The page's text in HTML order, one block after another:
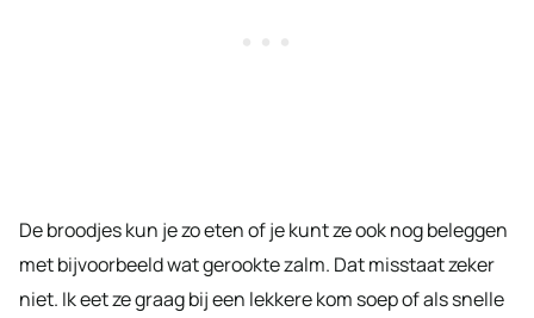
De broodjes kun je zo eten of je kunt ze ook nog beleggen
met bijvoorbeeld wat gerookte zalm. Dat misstaat zeker
niet. Ik eet ze graag bij een lekkere kom soep of als snelle